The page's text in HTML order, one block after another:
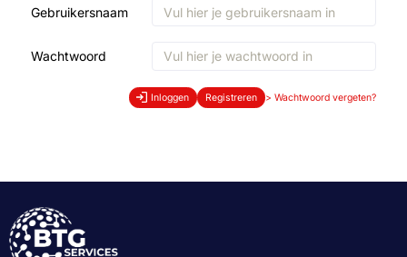
Gebruikersnaam
Wachtwoord
Inloggen Registreren > Wachtwoord vergeten?